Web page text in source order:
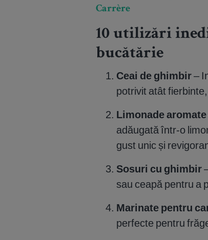
Carrère
10 utilizări
bucătărie
Ceai de ghimbir–
potrivit atât
Limonade aromate
adăugată într-o
gust unic și
Sosuri cu ghimbir
sau ceapă pentru a
Marinate pentru
perfecte pentru